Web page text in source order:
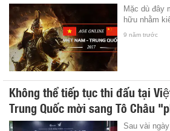
Mặc dù đây
hữu nhằm
9 năm trước
Không thể tiếp tục thi đấu tại
Trung Quốc mời sang Tô Châu
Sau vài